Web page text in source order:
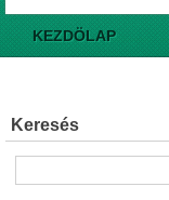
KEZDÖLAP
Keresés